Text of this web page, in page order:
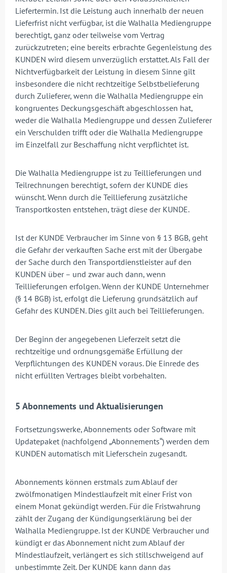
Liefertermin. Ist die Leistung auch innerhalb der neuen
Lieferfrist nicht verfügbar, ist die Walhalla Mediengruppe
berechtigt, ganz oder teilweise vom Vertrag
zurückzutreten; eine bereits erbrachte Gegenleistung des
KUNDEN wird diesem unverzüglich erstattet. Als Fall der
Nichtverfügbarkeit der Leistung in diesem Sinne gilt
insbesondere die nicht rechtzeitige Selbstbelieferung
durch Zulieferer, wenn die Walhalla Mediengruppe ein
kongruentes Deckungsgeschäft abgeschlossen hat,
weder die Walhalla Mediengruppe und dessen Zulieferer
ein Verschulden trifft oder die Walhalla Mediengruppe
im Einzelfall zur Beschaffung nicht verpflichtet ist.
Die Walhalla Mediengruppe ist zu Teillieferungen und
Teilrechnungen berechtigt, sofern der KUNDE dies
wünscht. Wenn durch die Teillieferung zusätzliche
Transportkosten entstehen, trägt diese der KUNDE.
Ist der KUNDE Verbraucher im Sinne von § 13 BGB, geht
die Gefahr der verkauften Sache erst mit der Übergabe
der Sache durch den Transportdienstleister auf den
KUNDEN über – und zwar auch dann, wenn
Teillieferungen erfolgen. Wenn der KUNDE Unternehmer
(§ 14 BGB) ist, erfolgt die Lieferung grundsätzlich auf
Gefahr des KUNDEN. Dies gilt auch bei Teillieferungen.
Der Beginn der angegebenen Lieferzeit setzt die
rechtzeitige und ordnungsgemäße Erfüllung der
Verpflichtungen des KUNDEN voraus. Die Einrede des
nicht erfüllten Vertrages bleibt vorbehalten.
5 Abonnements und Aktualisierungen
Fortsetzungswerke, Abonnements oder Software mit
Updatepaket (nachfolgend „Abonnements“) werden dem
KUNDEN automatisch mit Lieferschein zugesandt.
Abonnements können erstmals zum Ablauf der
zwölfmonatigen Mindestlaufzeit mit einer Frist von
einem Monat gekündigt werden. Für die Fristwahrung
zählt der Zugang der Kündigungserklärung bei der
Walhalla Mediengruppe. Ist der KUNDE Verbraucher und
kündigt er das Abonnement nicht zum Ablauf der
Mindestlaufzeit, verlängert es sich stillschweigend auf
unbestimmte Zeit. Der KUNDE kann dann das